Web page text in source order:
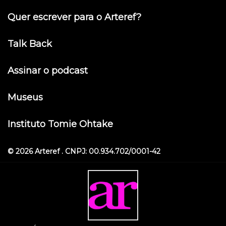
Quer escrever para o Arteref?
Talk Back
Assinar o podcast
Museus
Instituto Tomie Ohtake
© 2026 Arteref . CNPJ: 00.934.702/0001-42